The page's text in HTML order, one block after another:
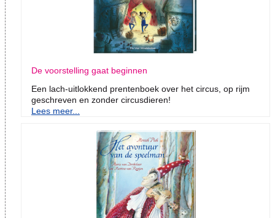
De voorstelling gaat beginnen
Een lach-uitlokkend prentenboek over het circus, op rijm
geschreven en zonder circusdieren!
Lees meer...